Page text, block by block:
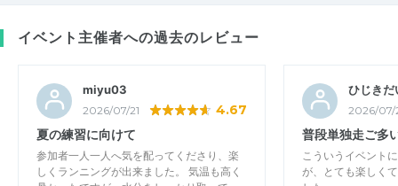
イベント主催者への過去のレビュー
miyu03
2026/07/21 4.67
夏の練習に向けて
参加者一人一人へ気を配ってくださり、楽
しくランニングが出来ました。 気温も高く
ひじきだ
2026/07/
普段単独走ご多
こういうイベント
が、とても楽しく